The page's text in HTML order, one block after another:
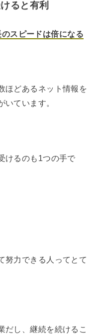
ると有利
スピードは倍になる
ほどあるネット情報を
ています。
けるのも1つの手で
努力できる人ってとて
だし、継続を続けるこ